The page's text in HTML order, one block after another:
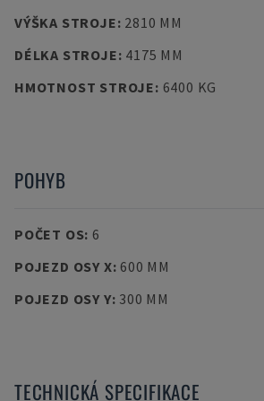
VÝŠKA STROJE: 2810 MM
DÉLKA STROJE: 4175 MM
HMOTNOST STROJE: 6400 KG
POHYB
POČET OS: 6
POJEZD OSY X: 600 MM
POJEZD OSY Y: 300 MM
TECHNICKÁ SPECIFIKACE